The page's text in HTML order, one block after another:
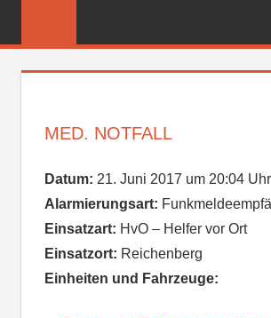
MED. NOTFALL
Datum: 21. Juni 2017 um 20:04 Uhr
Alarmierungsart:
Einsatzart: HvO – Helfer vor Ort
Einsatzort: Reichenberg
Einheiten und Fahrzeuge: